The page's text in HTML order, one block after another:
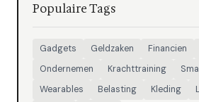
Populaire Tags
Gadgets Geldzaken Financien
Ondernemen
Krachttraining
Wearables
Belasting Kleding